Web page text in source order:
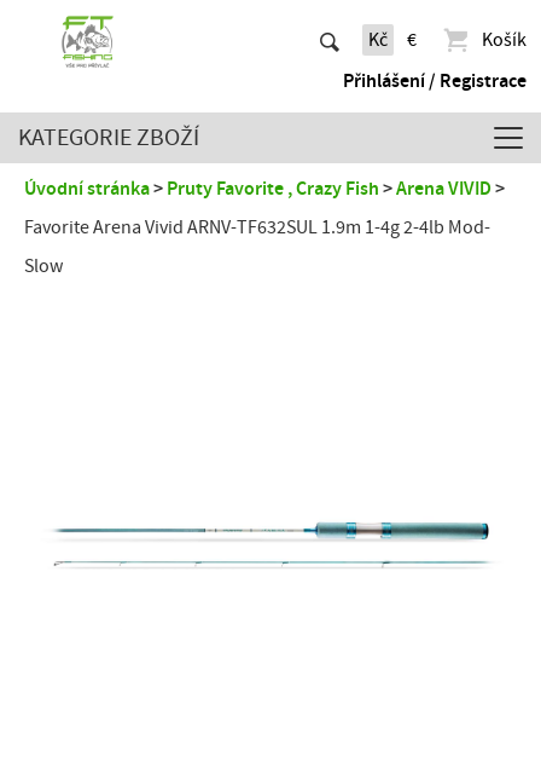
Kč €
Košík
Přihlášení / Registrace
KATEGORIE ZBOŽÍ
Úvodní stránka Pruty Favorite , Crazy Fish
Arena VIVID
Favorite Arena Vivid ARNV-TF632SUL 1.9m 1-4g 2-4lb Mod-
Slow